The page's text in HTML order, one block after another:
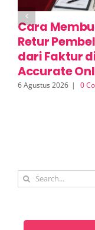
Cara
Retur
dari Faktur
Accurate
6 Agustus 2026 | 0
Search